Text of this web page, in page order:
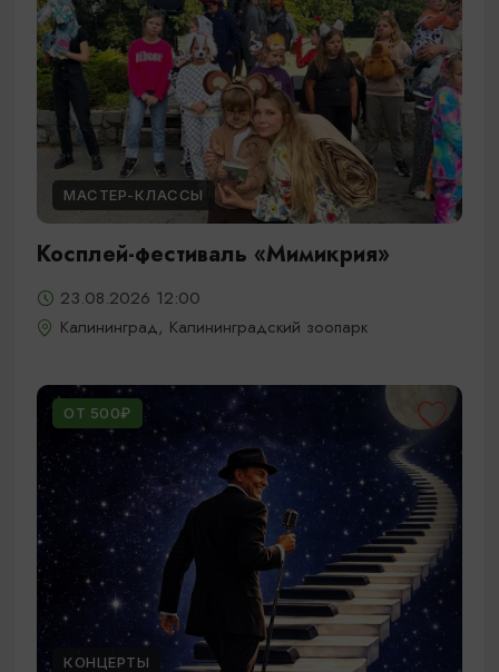
МАСТЕР-КЛАССЫ
Косплей-фестиваль «Мимикрия»
23.08.2026 12:00
Калининград, Калининградский зоопарк
ОТ 500₽
КОНЦЕРТЫ